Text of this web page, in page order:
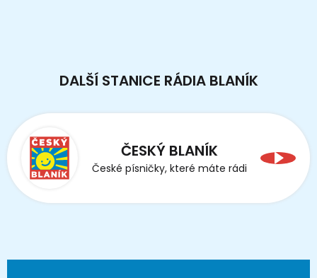
DALŠÍ STANICE RÁDIA BLANÍK
ČESKÝ BLANÍK
České písničky, které máte rádi